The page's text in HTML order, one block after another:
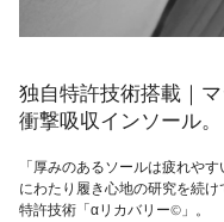
独自特許技術搭載｜
衝撃吸収インソール。
「厚みのあるソールは疲れや
にわたり履き心地の研究を続
特許技術「αリカバリー©︎」。